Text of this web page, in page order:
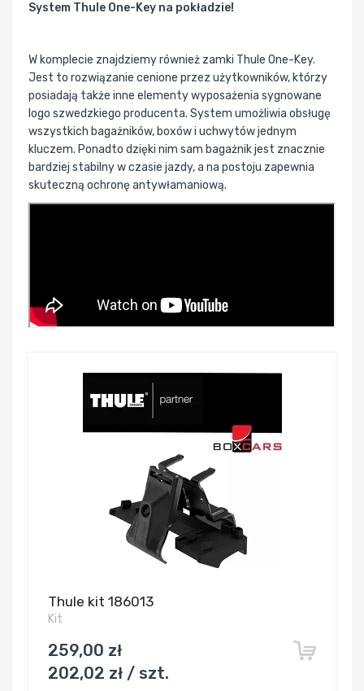
System Thule One-Key na pokładzie!
W komplecie znajdziemy również zamki Thule One-Key.
Jest to rozwiązanie cenione przez użytkowników, którzy
posiadają także inne elementy wyposażenia sygnowane
logo szwedzkiego producenta. System umożliwia obsługę
wszystkich bagażników, boxów i uchwytów jednym
kluczem. Ponadto dzięki nim sam bagażnik jest znacznie
bardziej stabilny w czasie jazdy, a na postoju zapewnia
skuteczną ochronę antywłamaniową.
Thule kit 186013
Kit
259,00 zł
202,02 zł / szt.